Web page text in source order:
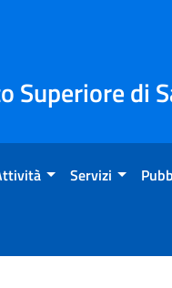
Superiore di
Servizi